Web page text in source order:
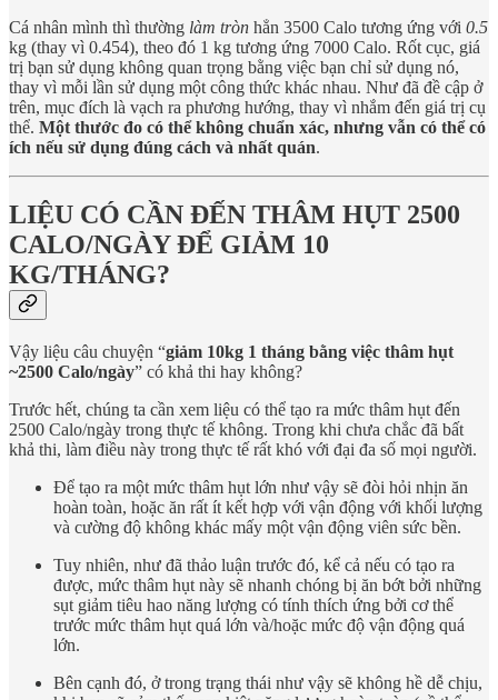
Cá nhân mình thì thường làm tròn hẳn 3500 Calo tương ứng với 0.5
kg (thay vì 0.454), theo đó 1 kg tương ứng 7000 Calo. Rốt cục, giá
trị bạn sử dụng không quan trọng bằng việc bạn chỉ sử dụng nó,
thay vì mỗi lần sử dụng một công thức khác nhau. Như đã đề cập ở
trên, mục đích là vạch ra phương hướng, thay vì nhắm đến giá trị cụ
thể. Một thước đo có thể không chuẩn xác, nhưng vẫn có thể có
ích nếu sử dụng đúng cách và nhất quán.
LIỆU CÓ CẦN ĐẾN THÂM HỤT 2500
CALO/NGÀY ĐỂ GIẢM 10
KG/THÁNG?
Vậy liệu câu chuyện “giảm 10kg 1 tháng bằng việc thâm hụt
~2500 Calo/ngày” có khả thi hay không?
Trước hết, chúng ta cần xem liệu có thể tạo ra mức thâm hụt đến
2500 Calo/ngày trong thực tế không. Trong khi chưa chắc đã bất
khả thi, làm điều này trong thực tế rất khó với đại đa số mọi người.
Để tạo ra một mức thâm hụt lớn như vậy sẽ đòi hỏi nhịn ăn
hoàn toàn, hoặc ăn rất ít kết hợp với vận động với khối lượng
và cường độ không khác mấy một vận động viên sức bền.
Tuy nhiên, như đã thảo luận trước đó, kể cả nếu có tạo ra
được, mức thâm hụt này sẽ nhanh chóng bị ăn bớt bởi những
sụt giảm tiêu hao năng lượng có tính thích ứng bởi cơ thể
trước mức thâm hụt quá lớn và/hoặc mức độ vận động quá
lớn.
Bên cạnh đó, ở trong trạng thái như vậy sẽ không hề dễ chịu,